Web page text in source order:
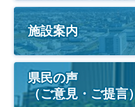
施設案内
県民の声
（ご意見・ご提言）